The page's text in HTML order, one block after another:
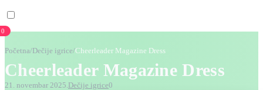
0
Početna/ Dečije igrice/Cheerleader Magazine Dress
Cheerleader Magazine Dress
21. novembar 2025.Dečije igrice0